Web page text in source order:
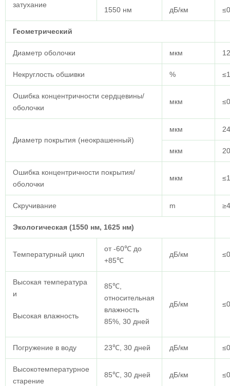
затухание
1550 нм дБ/км
Геометрический
Диаметр оболочки мкм
Некруглость обшивки %
Ошибка концентричности сердцевины/
оболочки
мкм
Диаметр покрытия (неокрашенный)
мкм
мкм
Ошибка концентричности покрытия/
оболочки
мкм
Скручивание m ≥4
Экологическая (1550 нм, 1625 нм)
Температурный цикл
от -60℃ до
+85℃
дБ/км
Высокая температура
и
Высокая влажность
85℃,
относительная
влажность
85%, 30 дней
дБ/км
Погружение в воду 23℃, 30 дней дБ/км
Высокотемпературное
старение
85℃, 30 дней дБ/км